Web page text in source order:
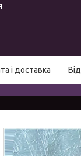
і доставка